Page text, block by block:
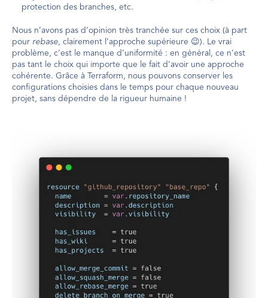
protection des branches, etc.
Nous n’avons pas d’opinion très tranchée sur ces choix (à part
pour rebase, clairement l’approche supérieure 😉). Le vrai
problème, c’est le manque d’uniformité : en général, ce n’est
pas tant le choix qui importe que le fait d’avoir une approche
cohérente. Grâce à Terraform, nous pouvons conserver les
configurations choisies dans le temps pour chaque nouveau
projet, sans dépendre de la rigueur humaine !